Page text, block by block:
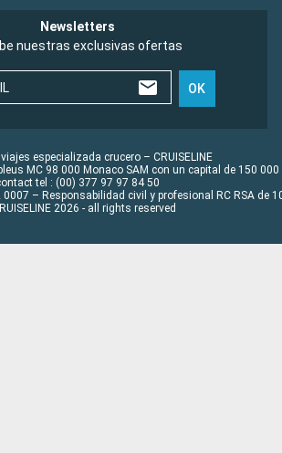
Newsletters
nuestras exclusivas ofertas
OK
especializada crucero – CRUISELINE
MC 98 000 Monaco SAM con un capital de 150 000
tel : (00) 377 97 97 84 50
– Responsabilidad civil y profesional RC RSA de
2026 - all rights reserved